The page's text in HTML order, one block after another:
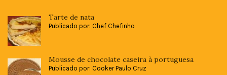
Tarte de nata
Publicado por: Chef Chefinho
Mousse de chocolate caseira à portuguesa
Publicado por: Cooker Paulo Cruz